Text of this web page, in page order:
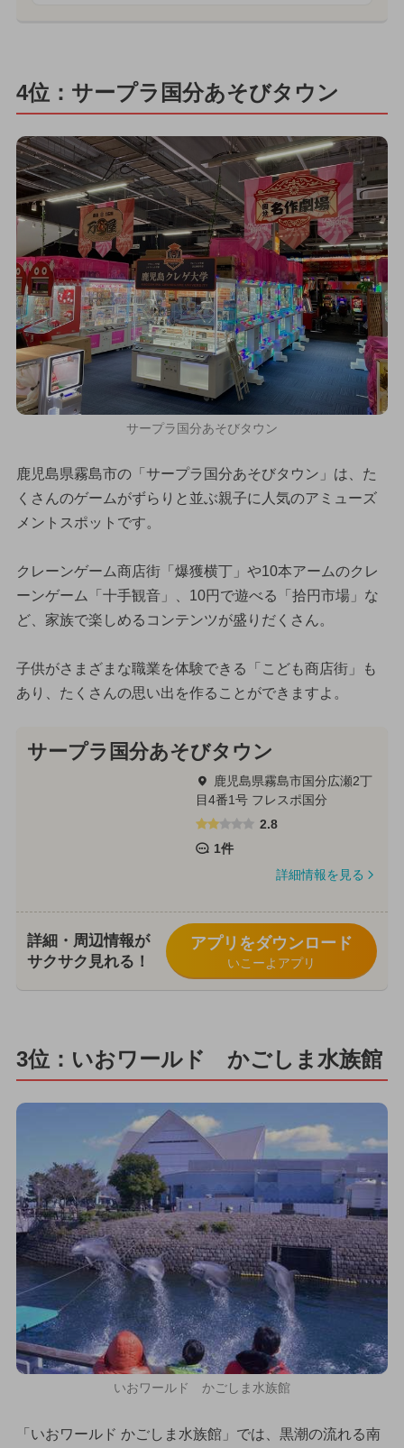
4位：サープラ国分あそびタウン
サープラ国分あそびタウン
鹿児島県霧島市の「サープラ国分あそびタウン」は、た
くさんのゲームがずらりと並ぶ親子に人気のアミューズ
メントスポットです。
クレーンゲーム商店街「爆獲横丁」や10本アームのクレ
ーンゲーム「十手観音」、10円で遊べる「拾円市場」な
ど、家族で楽しめるコンテンツが盛りだくさん。
子供がさまざまな職業を体験できる「こども商店街」も
あり、たくさんの思い出を作ることができますよ。
サープラ国分あそびタウン
鹿児島県霧島市国分広瀬2丁
目4番1号 フレスポ国分
2.8
1件
詳細情報を見る
詳細・周辺情報が
サクサク見れる！
アプリをダウンロード
いこーよアプリ
3位：いおワールド かごしま水族館
いおワールド かごしま水族館
「いおワールド かごしま水族館」では、黒潮の流れる南